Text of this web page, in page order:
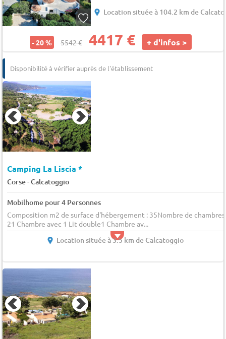
Location située à 104.2 km de
- 20 % 5542 € 4417 € + d'infos >
Disponibilité à vérifier auprès de l'établissement
Camping La Liscia *
Corse-Calcatoggio
Mobilhome pour 4 Personnes
Composition m2 de surface d'hébergement : 35Nombre de chambres
21 Chambre avec 1 Lit double1 Chambre av...
Location située à 3.5 km de Calcatoggio